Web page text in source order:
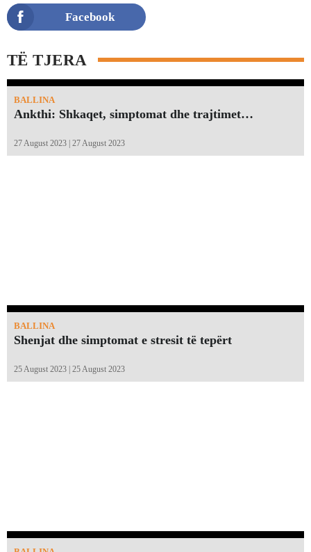
Facebook
TË TJERA
BALLINA
Ankthi: Shkaqet, simptomat dhe trajtimet…
27 August 2023 | 27 August 2023
BALLINA
Shenjat dhe simptomat e stresit të tepërt
25 August 2023 | 25 August 2023